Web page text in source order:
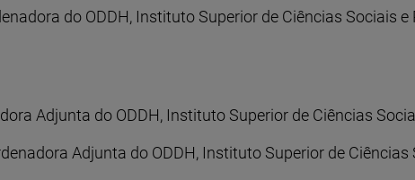
do ODDH, Instituto Superior de Ciências Sociais e
Adjunta do ODDH, Instituto Superior de Ciências
Adjunta do ODDH, Instituto Superior de Ciências